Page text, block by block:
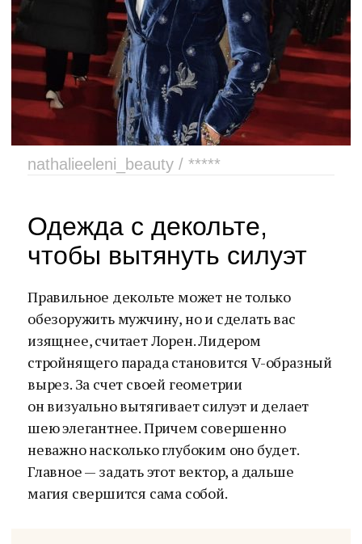
nathalieeleni_beauty / *****
Одежда с декольте,
чтобы вытянуть силуэт
Правильное декольте может не только
обезоружить мужчину, но и сделать вас
изящнее, считает Лорен. Лидером
стройнящего парада становится V-образный
вырез. За счет своей геометрии
он визуально вытягивает силуэт и делает
шею элегантнее. Причем совершенно
неважно насколько глубоким оно будет.
Главное — задать этот вектор, а дальше
магия свершится сама собой.